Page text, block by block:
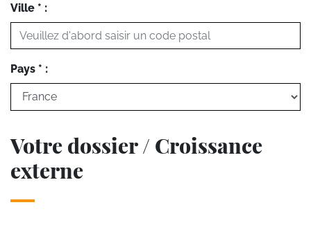
Ville * :
Pays * :
Votre dossier / Croissance
externe